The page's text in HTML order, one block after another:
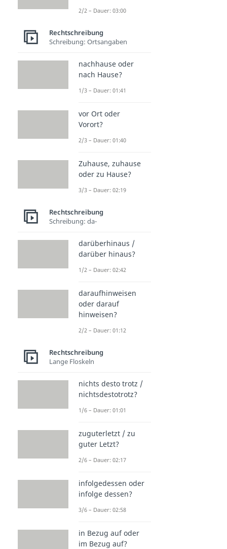
2/2 – Dauer: 03:00
Rechtschreibung
Schreibung: Ortsangaben
nachhause oder
nach Hause?
1/3 – Dauer: 01:41
vor Ort oder
Vorort?
2/3 – Dauer: 01:40
Zuhause, zuhause
oder zu Hause?
3/3 – Dauer: 02:19
Rechtschreibung
Schreibung: da-
darüberhinaus /
darüber hinaus?
1/2 – Dauer: 02:42
daraufhinweisen
oder darauf
hinweisen?
2/2 – Dauer: 01:12
Rechtschreibung
Lange Floskeln
nichts desto trotz /
nichtsdestotrotz?
1/6 – Dauer: 01:01
zuguterletzt / zu
guter Letzt?
2/6 – Dauer: 02:17
infolgedessen oder
infolge dessen?
3/6 – Dauer: 02:58
in Bezug auf oder
im Bezug auf?